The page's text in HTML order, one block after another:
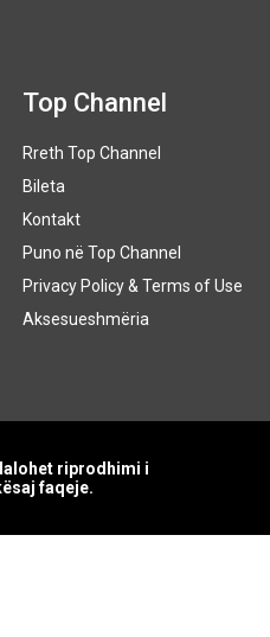
Top Channel
Rreth Top Channel
Bileta
Kontakt
Puno në Top Channel
Privacy Policy & Terms of Use
Aksesueshmëria
riprodhimi i
faqeje.